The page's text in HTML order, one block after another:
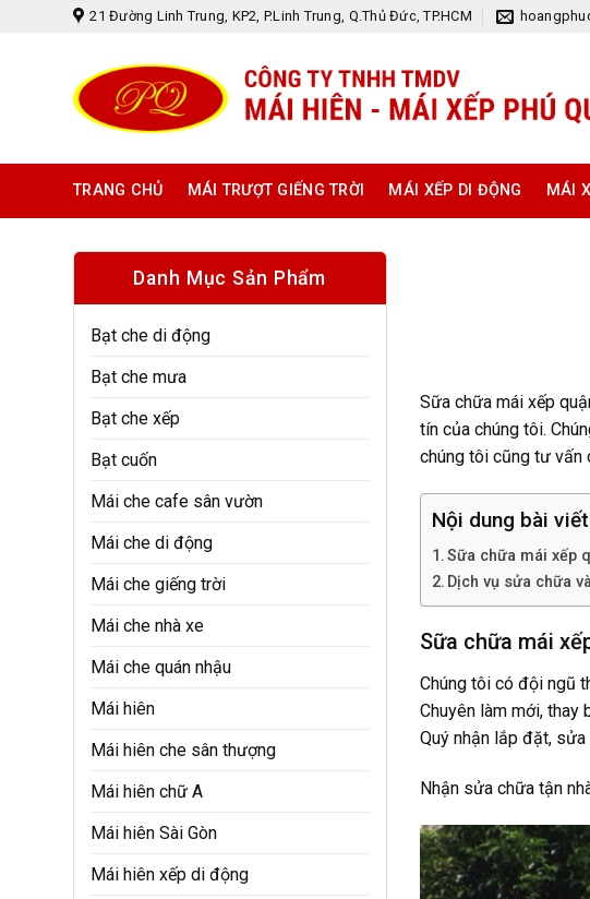
21 Đường Linh Trung, KP2, P.Linh Trung, Q.Thủ Đức, TP.HCM
TRANG CHỦ MÁI TRƯỢT GIẾNG TRỜI MÁI XẾP DI ĐỘNG MÁI
Danh Mục Sản Phẩm
Bạt che di động
Bạt che mưa
Bạt che xếp
Bạt cuốn
Mái che cafe sân vườn
Mái che di động
Mái che giếng trời
Mái che nhà xe
Mái che quán nhậu
Mái hiên
Mái hiên che sân thượng
Mái hiên chữ A
Mái hiên Sài Gòn
Mái hiên xếp di động
Sữa chữa mái xếp
tín của chúng tôi.
chúng tôi cũng tư vấn
Nội dung bài viết
Sữa chữa mái xếp
Dịch vụ sửa chữa
Sữa chữa mái
Chúng tôi có đội ngũ
Chuyên làm mới, thay
Quý nhận lắp đặt,
Nhận sửa chữa tận